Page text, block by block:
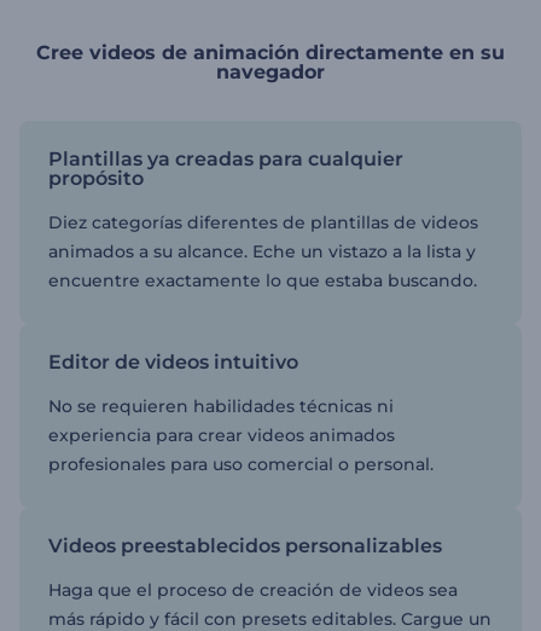
Cree videos de animación directamente en su
navegador
Plantillas ya creadas para cualquier
propósito
Diez categorías diferentes de plantillas de videos
animados a su alcance. Eche un vistazo a la lista y
encuentre exactamente lo que estaba buscando.
Editor de videos intuitivo
No se requieren habilidades técnicas ni
experiencia para crear videos animados
profesionales para uso comercial o personal.
Videos preestablecidos personalizables
Haga que el proceso de creación de videos sea
más rápido y fácil con presets editables. Cargue un